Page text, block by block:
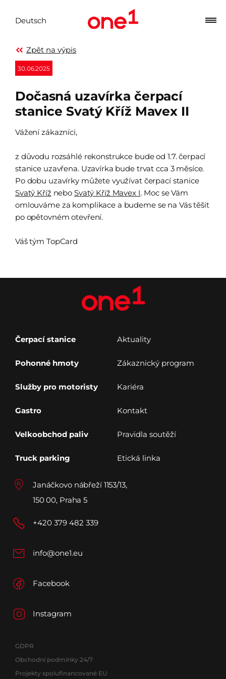
Deutsch
Zpět na výpis
30.06.2025
Dočasná uzavírka čerpací
stanice Svatý Kříž Mavex II
Vážení zákazníci,
z důvodu rozsáhlé rekonstrukce bude od 1.7. čerpací
stanice uzavřena. Uzavírka bude trvat cca 3 měsíce.
Po dobu uzavírky můžete využívat čerpací stanice
Svatý Kříž nebo Svatý Kříž Mavex I. Moc se Vám
omlouváme za komplikace a budeme se na Vás těšit
po opětovném otevření.
Váš tým TopCard
Janáčkovo nábřeží 1153/13,
150 00, Praha 5
+420 379 482 339
info@one1.eu
Facebook
Instagram
Čerpací stanice
Pohonné hmoty
Služby pro motoristy
Gastro
Velkoobchod paliv
Truck parking
Aktuality
Zákaznický program
Kariéra
Kontakt
Pravidla soutěží
Etická linka
GDPR
Obchodní podmínky 24/7
Projekty spolufinancované EU